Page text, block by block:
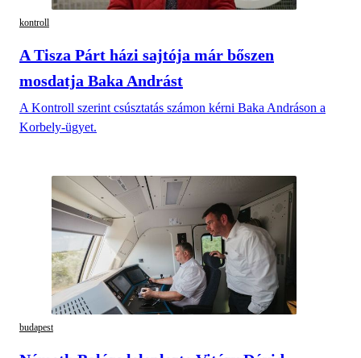
kontroll
A Tisza Párt házi sajtója már bőszen
mosdatja Baka Andrást
A Kontroll szerint csúsztatás számon kérni Baka Andráson a
Korbely-ügyet.
budapest